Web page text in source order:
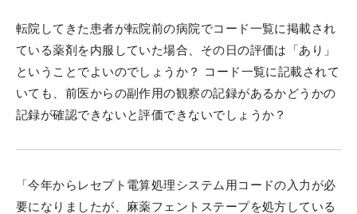
転院してきた患者が転院前の病院でコード一覧に掲載され
ている薬剤を内服していた場合、その日の評価は「あり」
ということでよいのでしょうか？ コード一覧に記載されて
いても、前医からの副作用の観察の記録があるかどうかの
記録が確認できないと評価できないでしょうか？
「今年からレセプト電算処理システム用コードの入力が必
要になりましたが、麻薬フェントステープを処方している